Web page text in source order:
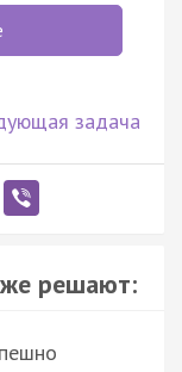
задача
решают: